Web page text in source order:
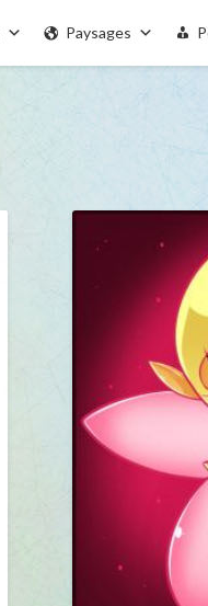
Paysages